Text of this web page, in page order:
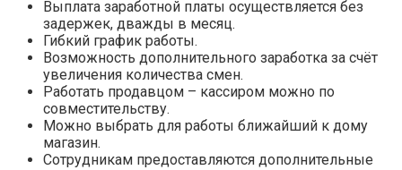
Выплата заработной платы осуществляется без
задержек, дважды в месяц.
Гибкий график работы.
Возможность дополнительного заработка за счёт
увеличения количества смен.
Работать продавцом – кассиром можно по
совместительству.
Можно выбрать для работы ближайший к дому
магазин.
Сотрудникам предоставляются дополнительные